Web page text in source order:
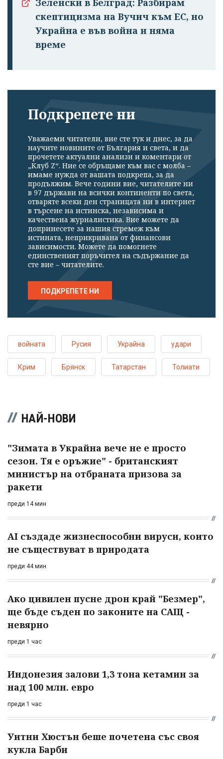
Зеленски в Белград: Разбирам
скептицизма на Вучич към ЕС, но
Украйна е във война и няма
време
Подкрепете ни
Уважаеми читатели, вие сте тук и днес, за да
научите новините от България и света, и да
прочетете актуални анализи и коментари от
„Клуб Z“. Ние се обръщаме към вас с молба –
имаме нужда от вашата подкрепа, за да
продължим. Вече години вие, читателите ни
в 97 държави на всички континенти по света,
отваряте всеки ден страницата ни в интернет
в търсене на истинска, независима и
качествена журналистика. Вие можете да
допринесете за нашия стремеж към
истината, неприкривана от финансови
зависимости. Можете да помогнете
единственият поръчител на съдържание да
сте вие – читателите.
ПОДКРЕПЕТЕ НИ
войната Русия Украйна удари
Крим Брянск Татарстан Толиати
НАЙ-НОВИ
"Зимата в Украйна вече не е просто
сезон. Тя е оръжие" - британският
министър на отбраната призова за
ракети
преди 14 мин
AI създаде жизнеспособни вируси, които
не съществуват в природата
преди 44 мин
Ако цивилен пусне дрон край "Безмер",
ще бъде съден по законите на САЩ -
невярно
преди 1 час
Индонезия залови 1,3 тона кетамин за
над 100 млн. евро
преди 1 час
Уитни Хюстън беше почетена със своя
кукла Барби